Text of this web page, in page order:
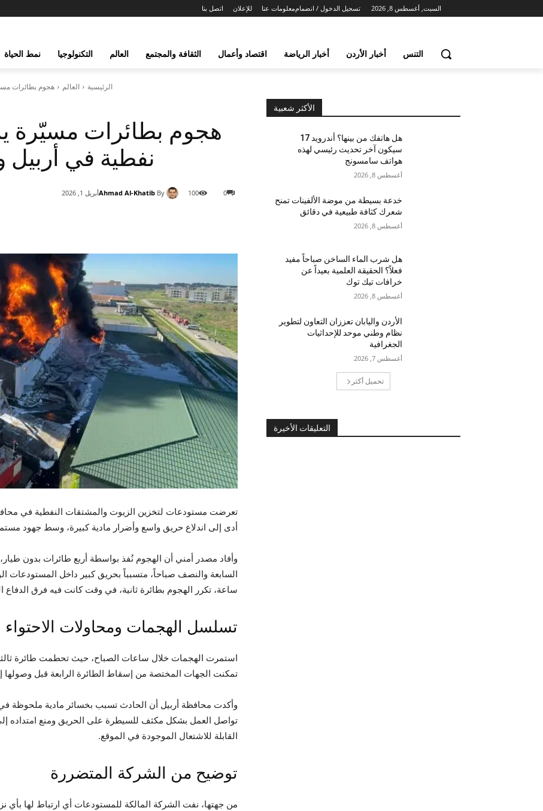
السبت, أغسطس 8, 2026 تسجيل الدخول / انضمام اتصل بنا للإعلان معلومات عنا
التنس أخبار الأردن أخبار الرياضة اقتصاد وأعمال الثقافة والمجتمع العالم التكنولوجيا نمط الحياة
الرئيسية العالم هجوم بطائرات
هجوم بطائرات
نفطية في أربيل
By
Ahmad Al-Khatibأبريل 1, 2026 0
100
تعرضت مستودعات لتخزين الزيوت والمشتقات النفطية في
أدى إلى اندلاع حريق واسع وأضرار مادية كبيرة، وسط جهود
وأفاد مصدر أمني أن الهجوم نُفذ بواسطة أربع طائرات بدون
السابعة والنصف صباحاً، متسبباً بحريق كبير داخل المستودعات
ساعة، تكرر الهجوم بطائرة ثانية، في وقت كانت فيه فرق الدفاع
تسلسل الهجمات ومحاولات الاحتواء
استمرت الهجمات خلال ساعات الصباح، حيث تحطمت طائرة ثالثة
تمكنت الجهات المختصة من إسقاط الطائرة الرابعة قبل وصولها
وأكدت محافظة أربيل أن الحادث تسبب بخسائر مادية ملحوظة
تواصل العمل بشكل مكثف للسيطرة على الحريق ومنع امتداده
القابلة للاشتعال الموجودة في الموقع.
توضيح من الشركة المتضررة
من جهتها، نفت الشركة المالكة للمستودعات أي ارتباط لها
الأكثر شعبية
هل هاتفك من بينها؟ أندرويد 17
سيكون آخر تحديث رئيسي لهذه
هواتف سامسونج
أغسطس 8, 2026
خدعة بسيطة من موضة الألفينات تمنح
شعرك كثافة طبيعية في دقائق
أغسطس 8, 2026
هل شرب الماء الساخن صباحاً مفيد
فعلاً؟ الحقيقة العلمية بعيداً عن
خرافات تيك توك
أغسطس 8, 2026
الأردن واليابان تعززان التعاون لتطوير
نظام وطني موحد للإحداثيات
الجغرافية
أغسطس 7, 2026
تحميل أكثر
التعليقات الأخيرة